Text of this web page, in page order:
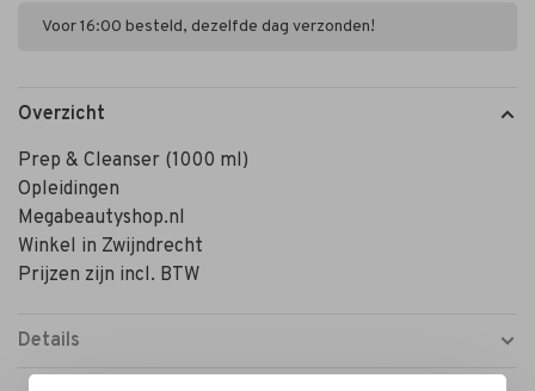
Voor 16:00 besteld, dezelfde dag verzonden!
Overzicht
Prep & Cleanser (1000 ml)
Opleidingen
Megabeautyshop.nl
Winkel in Zwijndrecht
Prijzen zijn incl. BTW
Details